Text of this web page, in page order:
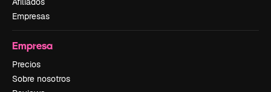
Empresas
Empresa
Precios
Sobre nosotros